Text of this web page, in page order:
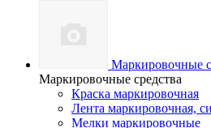
Маркировочные
Маркировочные средства
Краска маркировочная
Лента маркировочная,
Мелки маркировочные